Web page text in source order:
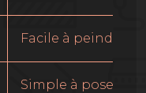
Facile à peindre,
Simple à poser,